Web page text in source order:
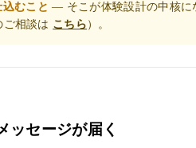
むこと — そこが体験設計の中核に
相談は こちら ）。
ッセージが届く